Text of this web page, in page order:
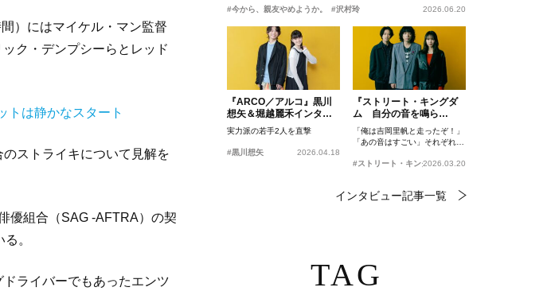
）にはマイケル・マン監督
ク・デンプシーらとレッド
トは静かなスタート
ストライキについて見解を
優組合（SAG -AFTRA）の契
。
ライバーでもあったエンツ
#今から、親友やめようか。 #沢村玲 2026.06.20
『ARCO／アルコ』黒川
想矢＆堀越麗禾インタビ
ュー
実力派の若手2人を直撃
#黒川想矢 2026.04.18
『ストリート・キングダ
ム 自分の音を鳴ら
せ。』峯田和伸、若葉竜
也、吉岡里帆インタビュ
ー
「俺は吉岡里帆と走ったぞ！」
「あの音はすごい」それぞれの
#ストリート・キングダム 自分の音を鳴らせ。
2026.03.20
インタビュー記事一覧
TAG